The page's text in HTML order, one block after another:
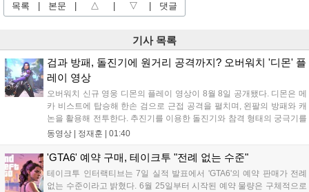
목록 본문 △ ▽ 댓글
기사 목록
검과 방패, 돌진기에 원거리 공격까지? 오버워치 '디몬' 플
레이 영상
오버워치 신규 영웅 디몬의 플레이 영상이 8월 8일 공개됐다. 디몬은 메
카 비스트에 탑승해 한손 검으로 근접 공격을 펼치며, 왼팔의 방패와 캐
논을 활용해 전투한다. 추진기를 이용한 돌진기와 참격 형태의 궁극기를
보유했고, 메카 파괴 시 맨몸으로 기관총을 사용하는 특징이 있다. 디몬
출시될 예정이다....
동영상 | 정재훈 01:40
'GTA6' 예약 구매, 테이크투 "전례 없는 수준"
테이크투 인터랙티브는 7일 실적 발표에서 'GTA6'의 예약 판매가 전례
없는 수준이라고 밝혔다. 6월 25일부터 시작된 예약 물량은 구체적으로